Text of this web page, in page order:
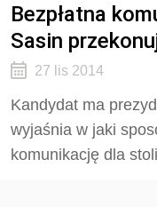
Bezpłatna
Sasin
27 lis 2014
Kandydat ma
wyjaśnia w jaki
komunikację dla